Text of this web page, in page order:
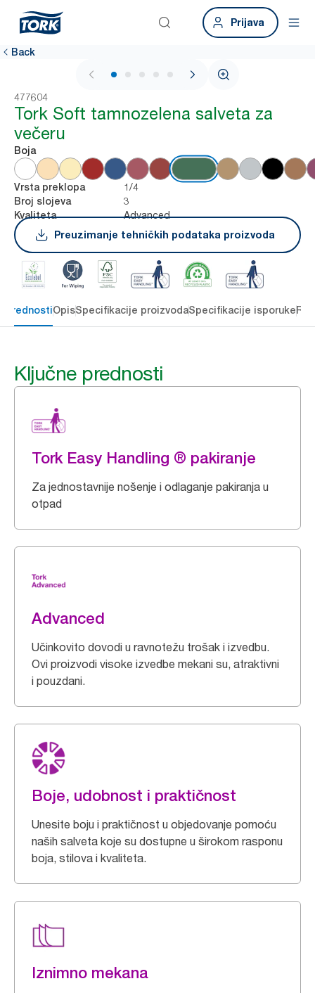
Prijava
Back
1 / 6
477604
Tork Soft tamnozelena salveta za
večeru
Boja
Vrsta preklopa 1/4
Broj slojeva 3
Kvaliteta
Advanced
Preuzimanje tehničkih podataka proizvoda
prednostiOpisSpecifikacije proizvodaSpecifikacije isporuke
Ključne prednosti
Tork Easy Handling ® pakiranje
Za jednostavnije nošenje i odlaganje pakiranja u
otpad
Advanced
Učinkovito dovodi u ravnotežu trošak i izvedbu.
Ovi proizvodi visoke izvedbe mekani su, atraktivni
i pouzdani.
Boje, udobnost i praktičnost
Unesite boju i praktičnost u objedovanje pomoću
naših salveta koje su dostupne u širokom rasponu
boja, stilova i kvaliteta.
Iznimno mekana